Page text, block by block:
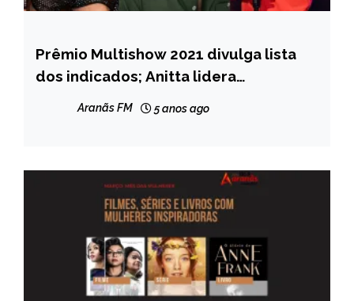
ENTRETENIMENTO
Prêmio Multishow 2021 divulga lista
dos indicados; Anitta lidera
Aranãs FM 5 anos ago